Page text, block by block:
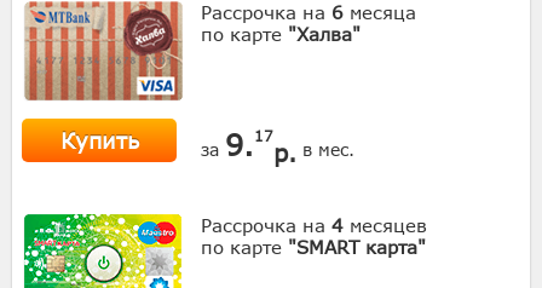
Рассрочка на 6 месяца
по карте "Халва"
Купить за 9. 17
р. в мес.
Рассрочка на 4 месяцев
по карте "SMART карта"